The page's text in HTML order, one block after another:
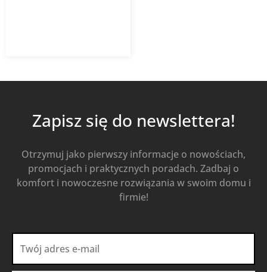
Zapisz się do newslettera!
Otrzymuj jako pierwszy informacje o nowościach,
promocjach i praktycznych poradach. Zadbaj o
komfort i nowoczesne rozwiązania w swoim domu i
firmie!